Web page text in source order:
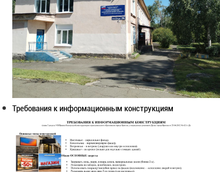
Требования к информационным конструкциям